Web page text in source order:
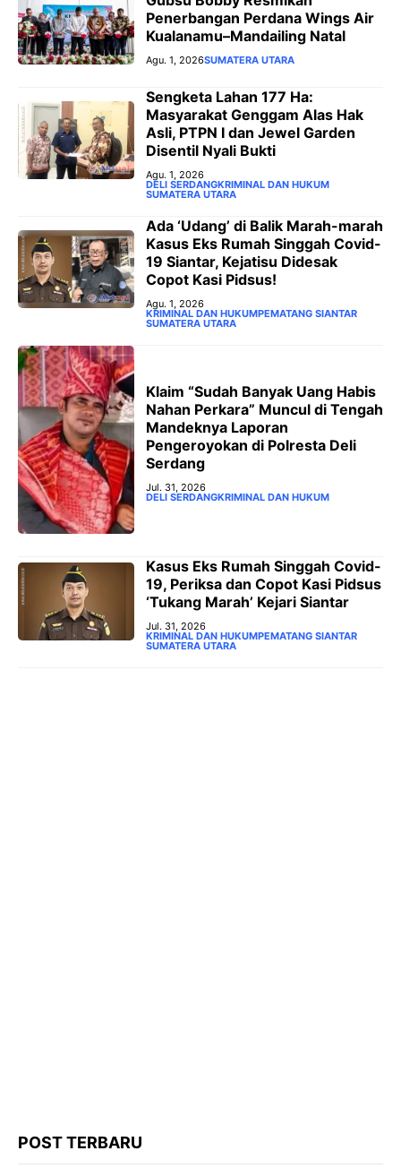
Penerbangan Perdana Wings Air
Kualanamu–Mandailing Natal
Agu. 1, 2026SUMATERA UTARA
Sengketa Lahan 177 Ha:
Masyarakat Genggam Alas Hak
Asli, PTPN I dan Jewel Garden
Disentil Nyali Bukti
Agu. 1, 2026
DELI SERDANGKRIMINAL DAN HUKUM
SUMATERA UTARA
Ada ‘Udang’ di Balik Marah-marah
Kasus Eks Rumah Singgah Covid-
19 Siantar, Kejatisu Didesak
Copot Kasi Pidsus!
Agu. 1, 2026
KRIMINAL DAN HUKUMPEMATANG SIANTAR
SUMATERA UTARA
Klaim “Sudah Banyak Uang Habis
Nahan Perkara” Muncul di Tengah
Mandeknya Laporan
Pengeroyokan di Polresta Deli
Serdang
Jul. 31, 2026
DELI SERDANGKRIMINAL DAN HUKUM
Kasus Eks Rumah Singgah Covid-
19, Periksa dan Copot Kasi Pidsus
‘Tukang Marah’ Kejari Siantar
Jul. 31, 2026
KRIMINAL DAN HUKUMPEMATANG SIANTAR
SUMATERA UTARA
POST TERBARU